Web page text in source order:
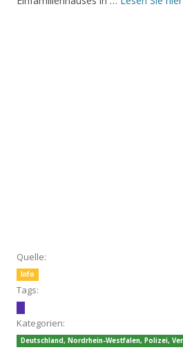
Quelle:
Info
Tags:
Kategorien:
Deutschland, Nordrhein-Westfalen, Polizei,